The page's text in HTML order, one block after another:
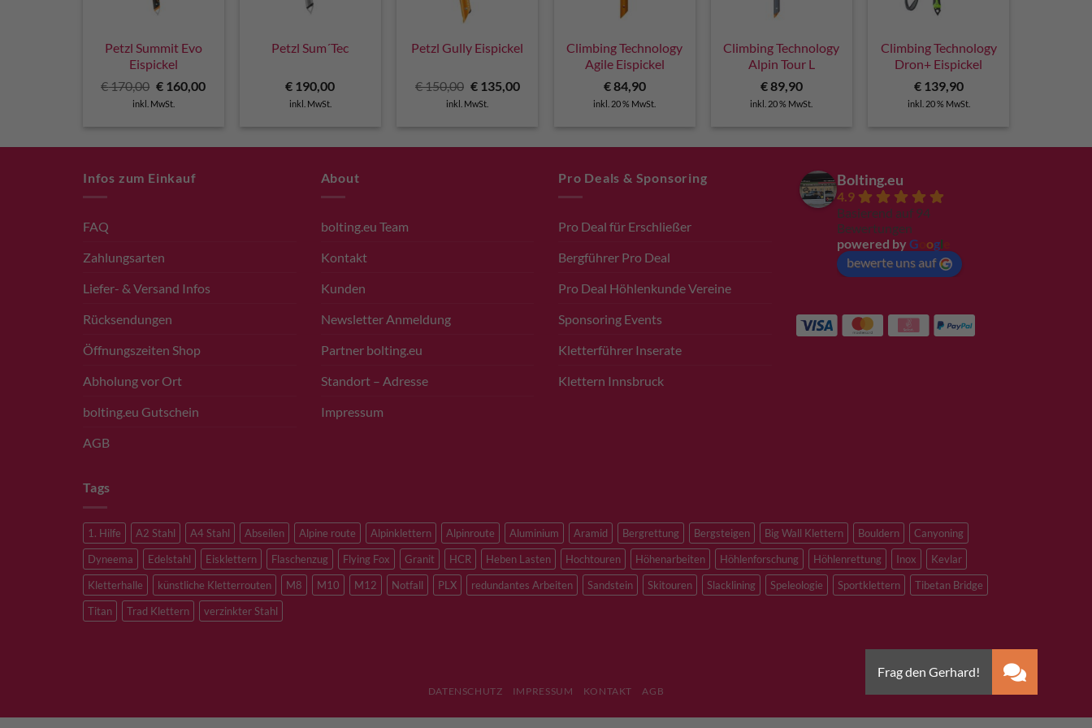
Petzl Summit Evo
Eispickel
€170,00 Ursprünglicher
Preis
war:
€ 160,00Aktueller
inkl. MwSt.
Petzl Sum´Tec
€ 190,00
inkl. MwSt.
Petzl Gully Eispickel
€150,00 Ursprünglicher
Preis
war:
€135,00Aktueller
inkl. MwSt.
Climbing Technology
Agile Eispickel
€84,90
inkl. 20 % MwSt.
Climbing Technology
Alpin Tour L
€89,90
inkl. 20 % MwSt.
Climbing Technology
Dron+ Eispickel
€139,90
inkl. 20 % MwSt.
Infos zum Einkauf
FAQ
Zahlungsarten
Liefer- & Versand Infos
Rücksendungen
Öffnungszeiten Shop
Abholung vor Ort
bolting.eu Gutschein
AGB
About
bolting.eu Team
Kontakt
Kunden
Newsletter Anmeldung
Partner bolting.eu
Standort – Adresse
Impressum
Pro Deals & Sponsoring
Pro Deal für Erschließer
Bergführer Pro Deal
Pro Deal Höhlenkunde Vereine
Sponsoring Events
Kletterführer Inserate
Klettern Innsbruck
Bolting.eu
4.9
Basierend auf 94
Bewertungen
powered by G ogl
bewerte uns auf
Tags
1. Hilfe A2 Stahl A4 Stahl Abseilen Alpine route Alpinklettern Alpinroute Aluminium Aramid Bergrettung Bergsteigen Big Wall Klettern Bouldern
Canyoning
Dyneema
Edelstahl Eisklettern Flaschenzug Flying Fox Granit HCR Heben Lasten Hochtouren Höhenarbeiten Höhlenforschung Höhlenrettung Inox
Kevlar
Kletterhalle
künstliche Kletterrouten M8 M10 M12 Notfall PLX redundantes Arbeiten Sandstein Skitouren Slacklining Speleologie Sportklettern
Tibetan Bridge
Titan
Trad Klettern verzinkter Stahl
DATENSCHUTZ IMPRESSUM KONTAKT AGB